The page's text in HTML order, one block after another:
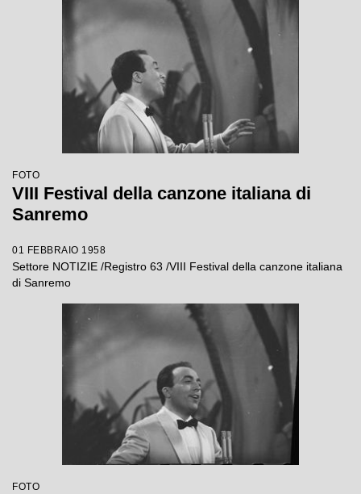
FOTO
VIII Festival della canzone italiana di
Sanremo
01 FEBBRAIO 1958
Settore NOTIZIE /Registro 63 /VIII Festival della canzone italiana
di Sanremo
FOTO